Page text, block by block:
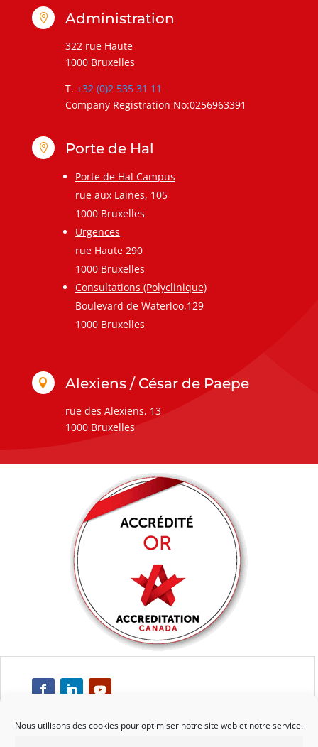
Nous utilisons des cookies pour optimiser notre site web et notre service.
 Administration
322 rue Haute
1000 Bruxelles
T. +32 (0)2 535 31 11
Company Registration No:0256963391
 Porte de Hal
Porte de Hal Campus
rue aux Laines, 105
1000 Bruxelles
Urgences
rue Haute 290
1000 Bruxelles
Consultations (Polyclinique)
Boulevard de Waterloo,129
1000 Bruxelles
 Alexiens / César de Paepe
rue des Alexiens, 13
1000 Bruxelles